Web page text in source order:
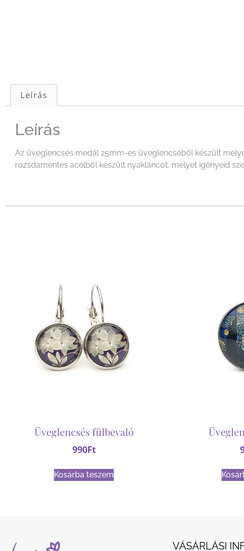
Leírás
Leírás
Az üveglencsés medál 25mm-es üveglencséből készült
rozsdamentes acélból készült nyakláncot, melyet igényeid
Üveglencsés fülbevaló
990Ft
Kosárba teszem
VÁSÁRLÁSI